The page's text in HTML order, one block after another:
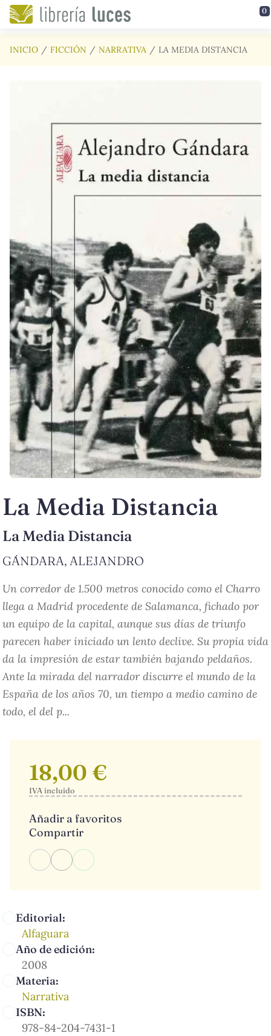
Saltar al contenido principal 0
INICIO FICCIÓN NARRATIVA LA MEDIA DISTANCIA
La Media Distancia
La Media Distancia
GÁNDARA, ALEJANDRO
Un corredor de 1.500 metros conocido como el Charro
llega a Madrid procedente de Salamanca, fichado por
un equipo de la capital, aunque sus días de triunfo
parecen haber iniciado un lento declive. Su propia vida
da la impresión de estar también bajando peldaños.
Ante la mirada del narrador discurre el mundo de la
España de los años 70, un tiempo a medio camino de
todo, el del p...
Editorial:
Alfaguara
Año de edición:
2008
Materia:
Narrativa
ISBN:
978-84-204-7431-1
18,00 €
IVA incluido
Añadir a favoritos
Compartir